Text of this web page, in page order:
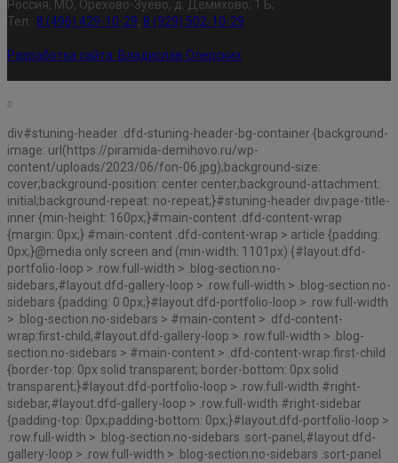
Россия, МО, Орехово-Зуево, д. Демихово, 1 Б;
Тел.: 8 (496) 429-10-29, 8 (929) 502-10-29
Разработка сайта: Владислав Олерских
div#stuning-header .dfd-stuning-header-bg-container {background-
image: url(https://piramida-demihovo.ru/wp-
content/uploads/2023/06/fon-06.jpg);background-size:
cover;background-position: center center;background-attachment:
initial;background-repeat: no-repeat;}#stuning-header div.page-title-
inner {min-height: 160px;}#main-content .dfd-content-wrap
{margin: 0px;} #main-content .dfd-content-wrap > article {padding:
0px;}@media only screen and (min-width: 1101px) {#layout.dfd-
portfolio-loop > .row.full-width > .blog-section.no-
sidebars,#layout.dfd-gallery-loop > .row.full-width > .blog-section.no-
sidebars {padding: 0 0px;}#layout.dfd-portfolio-loop > .row.full-width
> .blog-section.no-sidebars > #main-content > .dfd-content-
wrap:first-child,#layout.dfd-gallery-loop > .row.full-width > .blog-
section.no-sidebars > #main-content > .dfd-content-wrap:first-child
{border-top: 0px solid transparent; border-bottom: 0px solid
transparent;}#layout.dfd-portfolio-loop > .row.full-width #right-
sidebar,#layout.dfd-gallery-loop > .row.full-width #right-sidebar
{padding-top: 0px;padding-bottom: 0px;}#layout.dfd-portfolio-loop >
.row.full-width > .blog-section.no-sidebars .sort-panel,#layout.dfd-
gallery-loop > .row.full-width > .blog-section.no-sidebars .sort-panel